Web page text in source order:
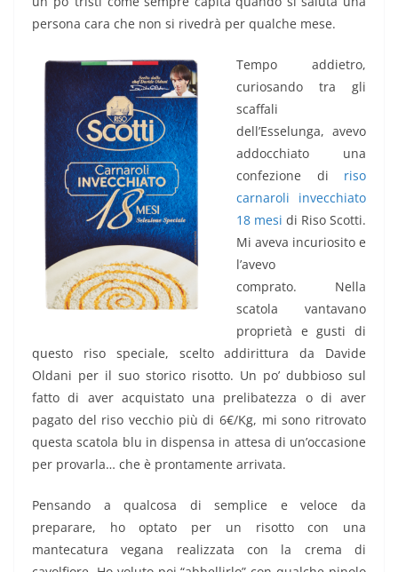
persona cara che non si rivedrà per qualche mese.
Tempo addietro,
curiosando tra gli
scaffali
dell’Esselunga, avevo
addocchiato una
confezione di riso
carnaroli invecchiato
18 mesi di Riso Scotti.
Mi aveva incuriosito e
l’avevo
comprato. Nella
scatola vantavano
proprietà e gusti di
questo riso speciale, scelto addirittura da Davide
Oldani per il suo storico risotto. Un po’ dubbioso sul
fatto di aver acquistato una prelibatezza o di aver
pagato del riso vecchio più di 6€/Kg, mi sono ritrovato
questa scatola blu in dispensa in attesa di un’occasione
per provarla… che è prontamente arrivata.
Pensando a qualcosa di semplice e veloce da
preparare, ho optato per un risotto con una
mantecatura vegana realizzata con la crema di